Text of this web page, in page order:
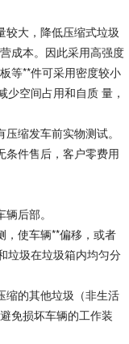
较大，降低压缩式垃圾
成本。因此采用高强度
等**件可采用密度较小
空间占用和自质 量，
缩发车前实物测试。
条件售后，客户零费用
后部。
，使车辆**偏移，或者
垃圾在垃圾箱内均匀分
缩的其他垃圾（非生活
免损坏车辆的工作装